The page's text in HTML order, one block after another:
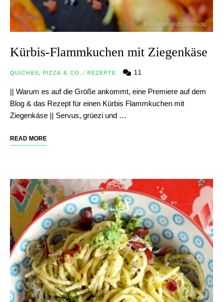
Kürbis-Flammkuchen mit Ziegenkäse
QUICHES, PIZZA & CO. / REZEPTE 11
|| Warum es auf die Größe ankommt, eine Premiere auf dem
Blog & das Rezept für einen Kürbis Flammkuchen mit
Ziegenkäse || Servus, grüezi und …
READ MORE